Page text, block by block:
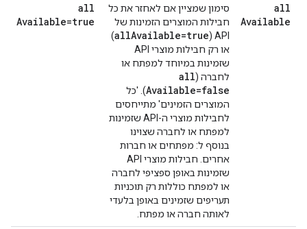
all
Available
סימון שמציין אם לאחזר את כל
חבילות המוצרים הזמינות של
API (
allAvailable=true
)
או רק חבילות מוצרי API
שזמינות במיוחד למפתח או
לחברה (all
Available=false). 'כל
המוצרים הזמינים' מתייחסים
לחבילות מוצרי ה-API שזמינות
למפתח או לחברה שצוינו
בנוסף ל: מפתחים או חברות
אחרים. חבילות מוצרי API
שזמינות באופן ספציפי לחברה
או למפתח כוללות רק תוכניות
תעריפים שזמינים באופן בלעדי
לאותה חברה או מפתח.
all
Available=true